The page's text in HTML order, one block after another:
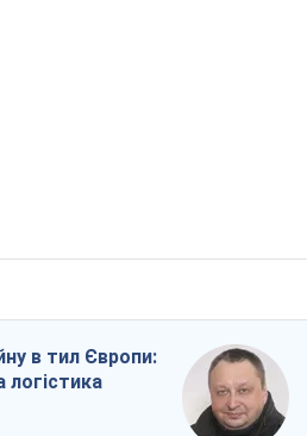
в тил Європи:
логістика